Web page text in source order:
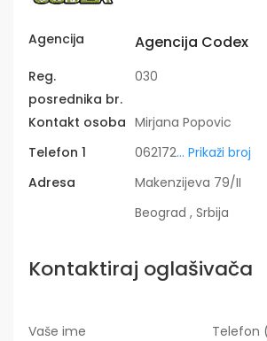
Agencija Agencija Codex
Reg.
posrednika br.
030
Kontakt osoba Mirjana Popovic
Telefon 1
062172... Prikaži broj
Adresa
Makenzijeva 79/II
Beograd , Srbija
Kontaktiraj oglašivača
Vaše ime Telefon